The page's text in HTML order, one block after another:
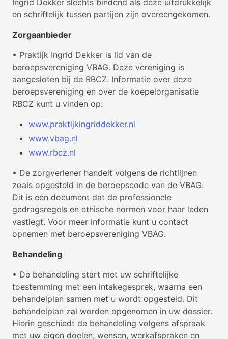
Ingrid Dekker slechts bindend als deze uitdrukkelijk
en schriftelijk tussen partijen zijn overeengekomen.
Zorgaanbieder
• Praktijk Ingrid Dekker is lid van de
beroepsvereniging VBAG. Deze vereniging is
aangesloten bij de RBCZ. Informatie over deze
beroepsvereniging en over de koepelorganisatie
RBCZ kunt u vinden op:
www.praktijkingriddekker.nl
www.vbag.nl
www.rbcz.nl
• De zorgverlener handelt volgens de richtlijnen
zoals opgesteld in de beroepscode van de VBAG.
Dit is een document dat de professionele
gedragsregels en ethische normen voor haar leden
vastlegt. Voor meer informatie kunt u contact
opnemen met beroepsvereniging VBAG.
Behandeling
• De behandeling start met uw schriftelijke
toestemming met een intakegesprek, waarna een
behandelplan samen met u wordt opgesteld. Dit
behandelplan zal worden opgenomen in uw dossier.
Hierin geschiedt de behandeling volgens afspraak
met uw eigen doelen, wensen, werkafspraken en